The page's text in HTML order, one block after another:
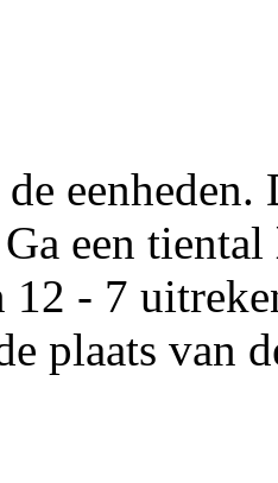
een tiental
12 - 7
plaats van